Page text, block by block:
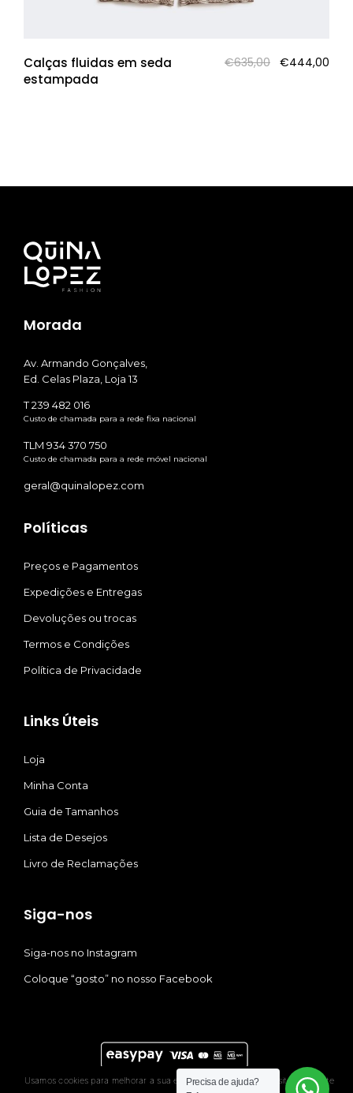
Calças fluidas em seda
estampada
€635,00 O
€444,00
Morada
Av. Armando Gonçalves,
Ed. Celas Plaza, Loja 13
T 239 482 016
Custo de chamada para a rede fixa nacional
TLM 934 370 750
Custo de chamada para a rede móvel nacional
geral@quinalopez.com
Políticas
Preços e Pagamentos
Expedições e Entregas
Devoluções ou trocas
Termos e Condições
Política de Privacidade
Links Úteis
Loja
Minha Conta
Guia de Tamanhos
Lista de Desejos
Livro de Reclamações
Siga-nos
Siga-nos no Instagram
Coloque “gosto” no nosso Facebook
© 2021 Quina Lopez. Todos os direitos reservados |Rui
Precisa de ajuda?
Usamos cookies para melhorar a sua experiência. Ao usar este site, consente